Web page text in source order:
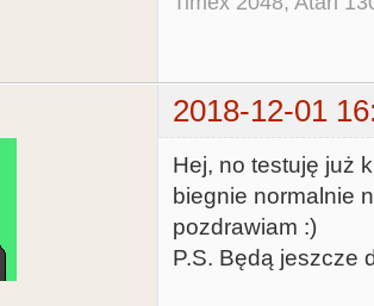
2018-12-01
Hej, no testuję już
biegnie normalnie
pozdrawiam :)
P.S. Będą jeszcze